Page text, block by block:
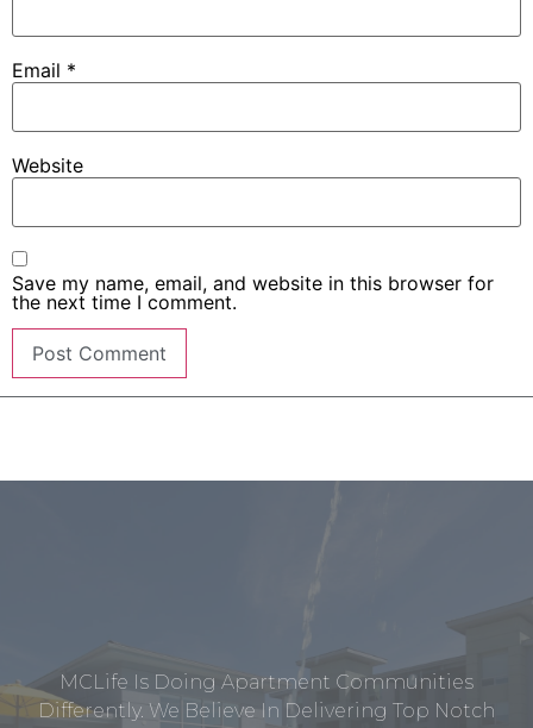
Email *
Website
Save my name, email, and website in this browser for
the next time I comment.
MCLife Is Doing Apartment Communities
Differently. We Believe In Delivering Top Notch